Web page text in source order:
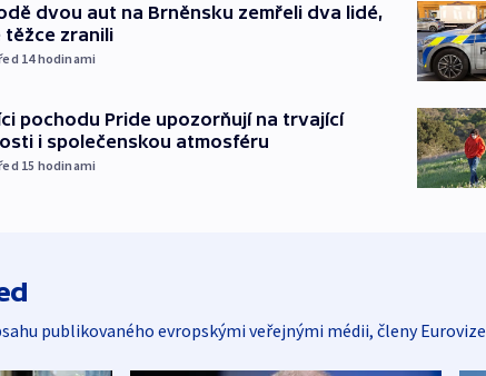
dvou aut na Brněnsku zemřeli dva lidé,
těžce zranili
14hodinami
pochodu Pride upozorňují na trvající
i společenskou atmosféru
15 hodinami
publikovaného evropskými veřejnými médii, členy